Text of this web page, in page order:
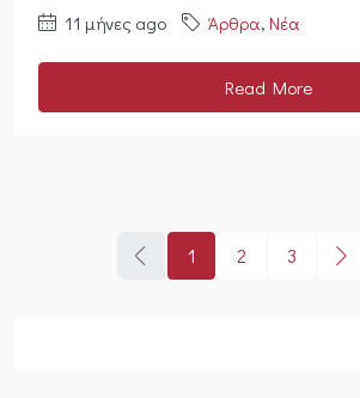
11 μήνες ago Άρθρα, Νέα
Read More
1 2 3